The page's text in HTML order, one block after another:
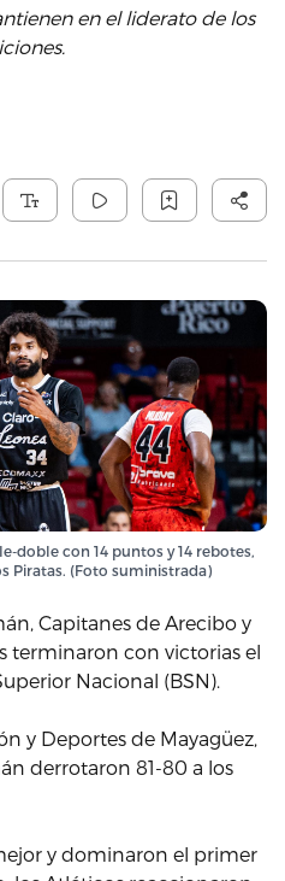
en el liderato de los
doble con 14 puntos y 14 rebotes,
Piratas. (Foto suministrada)
Capitanes de Arecibo y
terminaron con victorias el
Nacional (BSN).
y Deportes de Mayagüez,
derrotaron 81-80 a los
y dominaron el primer